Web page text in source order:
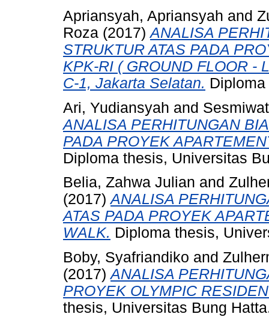
Apriansyah, Apriansyah and
Roza (2017)ANALISA
STRUKTUR ATAS PADA
KPK-RI ( GROUND FLOOR -
C-1, Jakarta Selatan.
Ari, Yudiansyah and
ANALISA PERHITUNGAN
PADA PROYEK
Diploma thesis, Universitas
Belia, Zahwa Julian and
(2017)ANALISA
ATAS PADA PROYEK
WALK. Diploma thesis,
Boby, Syafriandiko and
(2017)ANALISA
PROYEK OLYMPIC
thesis, Universitas Bung